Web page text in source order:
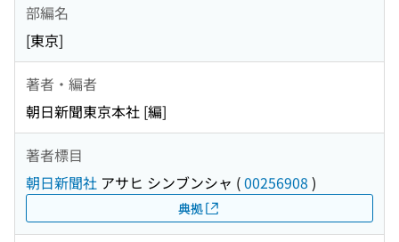
部編名
[東京]
著者・編者
朝日新聞東京本社 [編]
著者標目
朝日新聞社 アサヒ シンブンシャ (00256908 )
典拠